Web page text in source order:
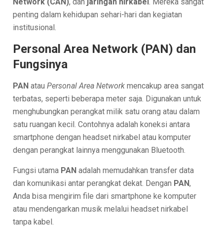
penting dalam kehidupan sehari-hari dan kegiatan
institusional.
Personal Area Network (PAN) dan
Fungsinya
PAN atauPersonal Area Network mencakup area sangat
terbatas, seperti beberapa meter saja. Digunakan untuk
menghubungkan perangkat milik satu orang atau dalam
satu ruangan kecil. Contohnya adalah koneksi antara
smartphone dengan headset nirkabel atau komputer
dengan perangkat lainnya menggunakan Bluetooth.
Fungsi utama PAN adalah memudahkan transfer data
dan komunikasi antar perangkat dekat. Dengan PAN,
Anda bisa mengirim file dari smartphone ke komputer
atau mendengarkan musik melalui headset nirkabel
tanpa kabel.